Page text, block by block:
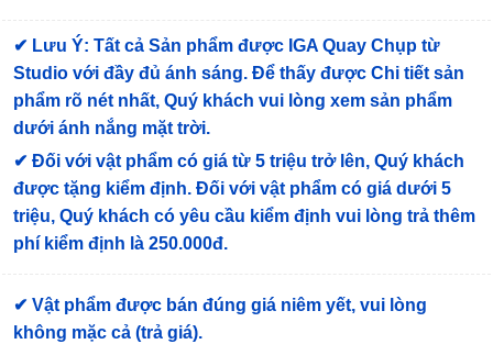
✔ Lưu Ý: Tất cả Sản phẩm được IGA Quay Chụp từ
Studio với đầy đủ ánh sáng. Để thấy được Chi tiết sản
phẩm rõ nét nhất, Quý khách vui lòng xem sản phẩm
dưới ánh nắng mặt trời.
✔ Đối với vật phẩm có giá từ 5 triệu trở lên, Quý khách
được tặng kiểm định. Đối với vật phẩm có giá dưới 5
triệu, Quý khách có yêu cầu kiểm định vui lòng trả thêm
phí kiểm định là 250.000đ.
✔ Vật phẩm được bán đúng giá niêm yết, vui lòng
không mặc cả (trả giá).